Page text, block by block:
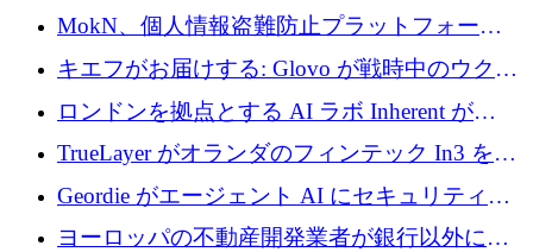
TrueLayer が In3 を買収、ロンドンが首位の座
を奪還
MokN、個人情報盗難防止プラットフォーム
の成長のためにシリーズ A で 1,500 万ドルを
調達
キエフがお届けする: Glovo が戦時中のウクラ
イナで最も急速に成長する市場の 1 つをどの
ように拡大したか
ロンドンを拠点とする AI ラボ Inherent が
5,000 万ドルの資金調達でステルスから浮上
TrueLayer がオランダのフィンテック In3 を買
収、チェックアウト時にクレジットを提供
Geordie がエージェント AI にセキュリティと
ガバナンスをもたらすために 3,000 万ドルを
ヨーロッパの不動産開発業者が銀行以外にも